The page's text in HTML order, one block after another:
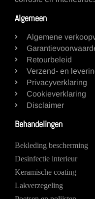
Algemeen
Algemene
Retourbeleid
Verzend- en
Privacyverklaring
Cookieverklaring
Disclaimer
Behandelingen
Bekleding bescherming
Desinfectie interieur
Keramische coating
Lakverzegeling